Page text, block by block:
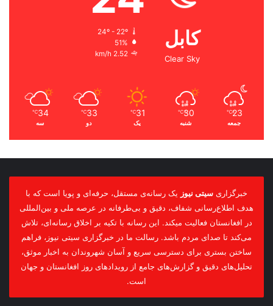
کابل
Clear Sky
24º - 22º
51%
2.52 km/h
23
℃
جمعه
30
℃
شنبه
31
℃
یک
33
℃
دو
34
℃
سه
خبرگزاری سیتی نیوز یک رسانه‌ی مستقل، حرفه‌ای و پویا است که با
هدف اطلاع‌رسانی شفاف، دقیق و بی‌طرفانه در عرصه ملی و بین‌المللی
در افغانستان فعالیت میکند. این رسانه با تکیه بر اخلاق رسانه‌ای، تلاش
می‌کند تا صدای مردم باشد. رسالت ما در خبرگزاری سیتی نیوز، فراهم
ساختن بستری برای دسترسی سریع و آسان شهروندان به اخبار موثق،
تحلیل‌های دقیق و گزارش‌های جامع از رویدادهای روز افغانستان و جهان
است.